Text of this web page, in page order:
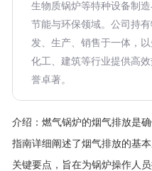
生物质锅炉等特种设备制
节能与环保领域。公司持
发、生产、销售于一体，
化工、建筑等行业提供高
誉卓著。
介绍： 燃气锅炉的烟气排放是
指南详细阐述了烟气排放的基
关键要点，旨在为锅炉操作人